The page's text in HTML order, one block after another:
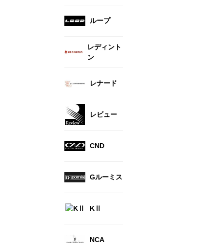
ループ
レディント
ン
レナード
レビュー
CND
Gルーミス
KⅡ
NCA